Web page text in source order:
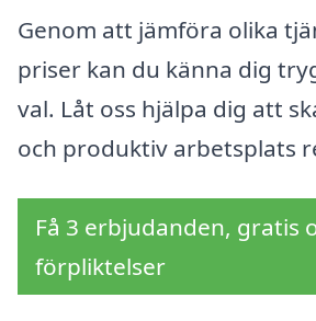
Genom att jämföra olika
priser kan du känna dig
val. Låt oss hjälpa dig att
och produktiv arbetsplats
Få 3 erbjudanden, gratis
förpliktelser